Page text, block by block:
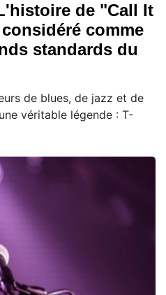
de "Call It
comme
standards du
de blues, de jazz et de
véritable légende : T-